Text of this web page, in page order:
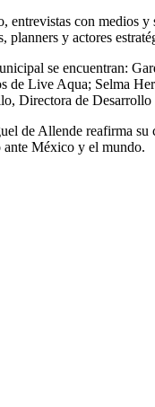
entrevistas con medios
planners y actores
se encuentran:
de Live Aqua; Selma
Directora de
de Allende reafirma
ante México y el mundo.